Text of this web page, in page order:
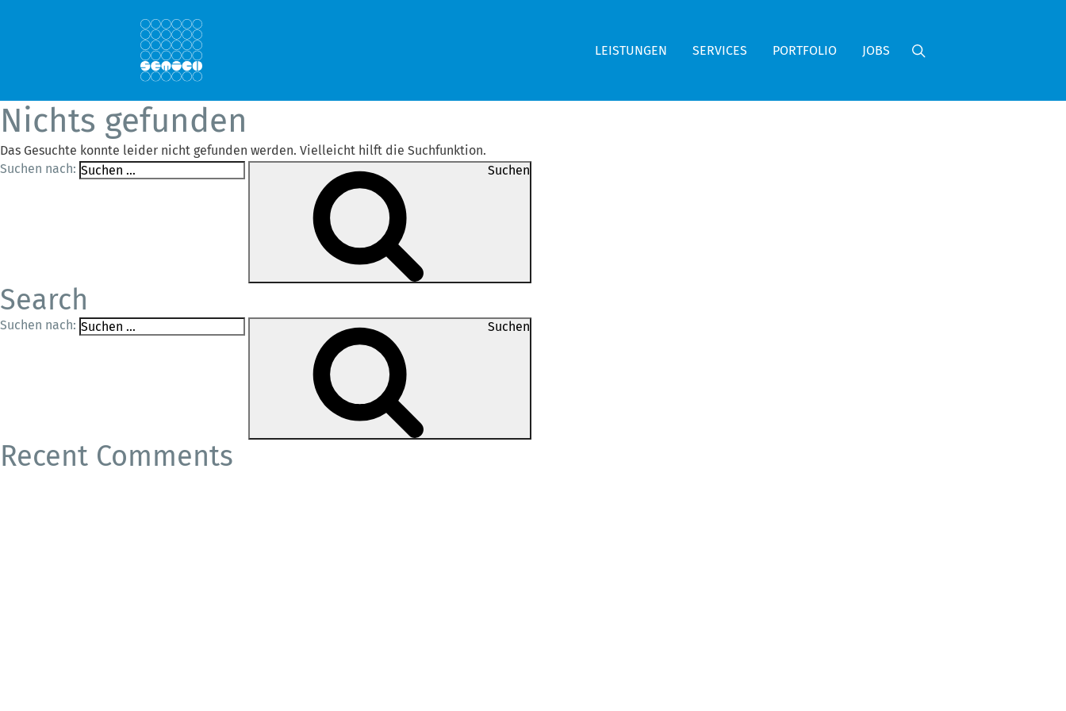
LEISTUNGEN SERVICES PORTFOLIO JOBS
Nichts gefunden
Das Gesuchte konnte leider nicht gefunden werden. Vielleicht hilft die Suchfunktion.
Suchen nach:
Suchen
Search
Suchen nach: Suchen
Recent Comments